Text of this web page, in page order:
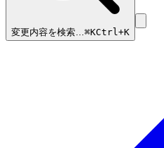
変更内容を検索…⌘KCtrl+K